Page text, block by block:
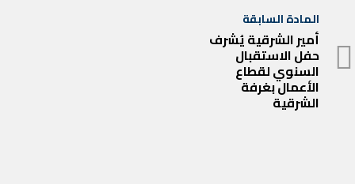
تصفّح
المقالات
المادة السابقة
المادة
السابقة
أمير الشرقية يُشرف
حفل الاستقبال
السنوي لقطاع
الأعمال بغرفة
الشرقية